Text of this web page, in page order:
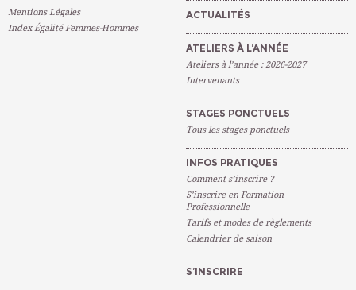
Mentions Légales
Index Égalité Femmes-Hommes
ACTUALITÉS
ATELIERS À L’ANNÉE
Ateliers à l’année : 2026-2027
Intervenants
STAGES PONCTUELS
Tous les stages ponctuels
INFOS PRATIQUES
Comment s’inscrire ?
S’inscrire en Formation
Professionnelle
Tarifs et modes de règlements
Calendrier de saison
S’INSCRIRE